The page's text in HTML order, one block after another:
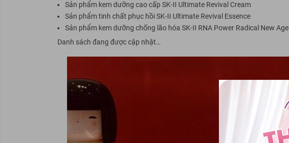
Sản phẩm kem dưỡng cao cấp SK-II Ultimate Revival Cream
Sản phẩm tinh chất phục hồi SK-II Ultimate Revival Essence
Sản phẩm kem dưỡng chống lão hóa SK-II RNA Power Radical New Age
Danh sách đang được cập nhật…